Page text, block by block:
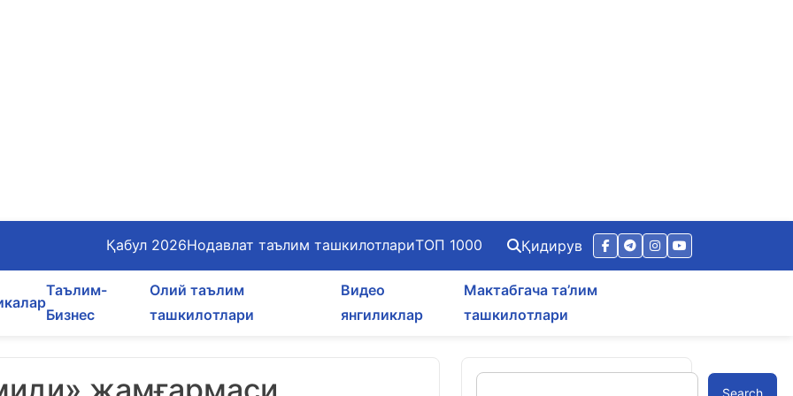
Қабул 2026Нодавлат таълим ташкилотлариТОП 1000 Қидирув
Таълим-
Бизнес
Олий таълим
ташкилотлари
Видео
янгиликлар
Мактабгача та’лим
ташкилотлари
Search